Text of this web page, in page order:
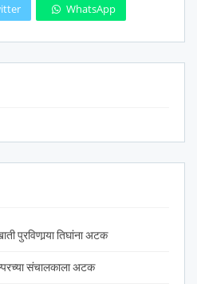
WhatsApp
पुरविणार्‍या तिघांना अटक
संचालकाला अटक